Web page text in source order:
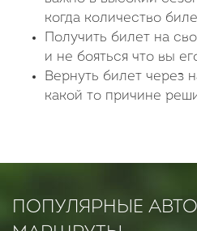
когда количество
Получить билет на
и не бояться что вы
Вернуть билет через
какой то причине
ПОПУЛЯРНЫЕ